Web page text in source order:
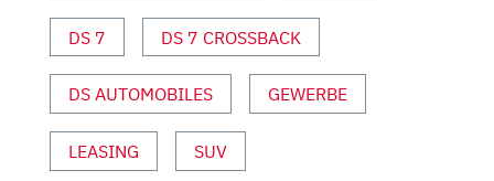
DOKA“
VON
ANZEIGEN
DS 7 DS 7 CROSSBACK
DS AUTOMOBILES GEWERBE
LEASING SUV